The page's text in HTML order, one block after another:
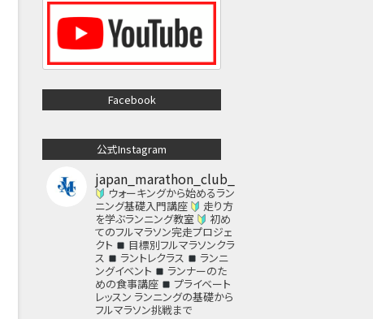
Facebook
公式Instagram
japan_marathon_club_
ウォーキングから始めるラン
ニング基礎入門講座
走り方
を学ぶランニング教室
初め
てのフルマラソン完走プロジェ
クト
目標別フルマラソンクラ
ス
ラントレクラス
ランニ
ングイベント
ランナーのた
めの食事講座
プライベート
レッスン ランニングの基礎から
フルマラソン挑戦まで